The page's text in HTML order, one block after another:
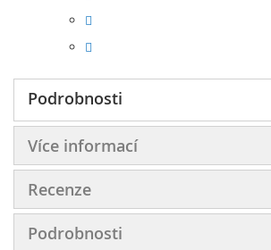
Podrobnosti
Více informací
Recenze
Podrobnosti